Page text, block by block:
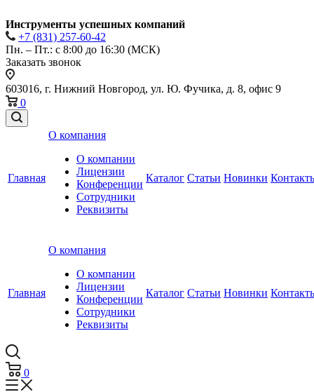
Инструменты успешных компаний
+7 (831) 257-60-42
Пн. – Пт.: с 8:00 до 16:30 (МСК)
Заказать звонок
603016, г. Нижний Новгород, ул. Ю. Фучика, д. 8, офис 9
0
Главная
О компания
О компании
Лицензии
Конференции
Сотрудники
Реквизиты
Каталог Статьи Новинки
Главная
О компания
О компании
Лицензии
Конференции
Сотрудники
Реквизиты
Каталог Статьи Новинки
0